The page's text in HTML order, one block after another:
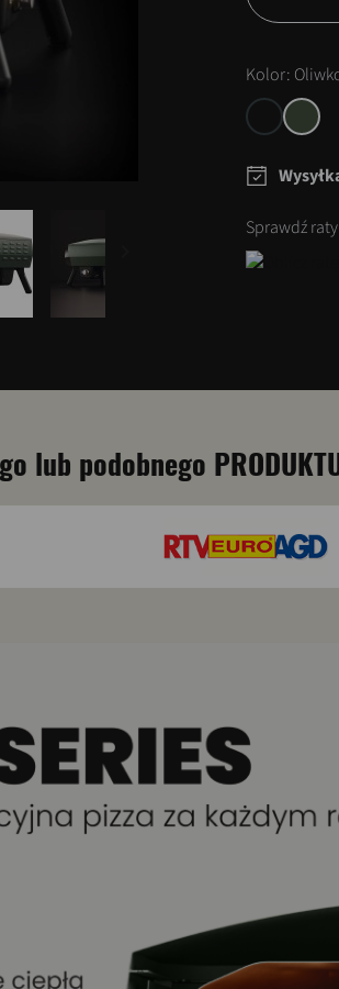
Kolor:
Sprawdź
lub podobnego